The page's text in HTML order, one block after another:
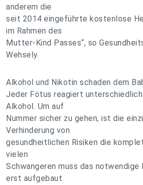
anderem die
seit 2014 eingeführte kostenlose
im Rahmen des
Mutter-Kind Passes“, so
Wehsely.
Alkohol und Nikotin schaden dem
Jeder Fötus reagiert
Alkohol. Um auf
Nummer sicher zu gehen, ist die
Verhinderung von
gesundheitlichen Risiken die
vielen
Schwangeren muss das
erst aufgebaut